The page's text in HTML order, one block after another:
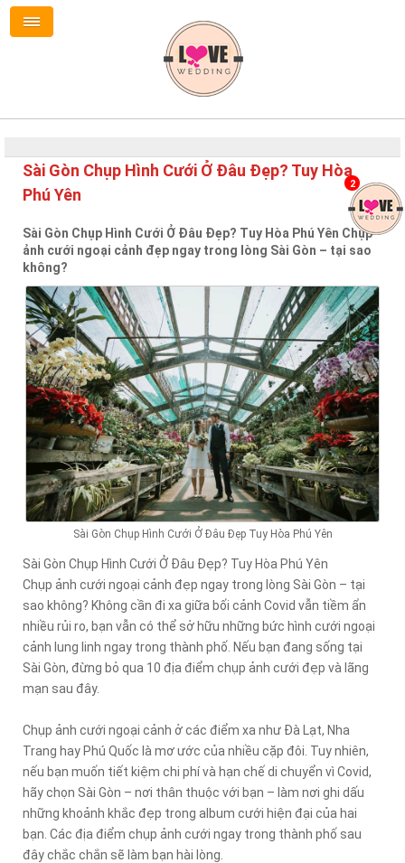
Sài Gòn Chụp Hình Cưới Ở Đâu Đẹp? Tuy Hòa
Phú Yên
Sài Gòn Chụp Hình Cưới Ở Đâu Đẹp? Tuy Hòa Phú Yên Chụp
ảnh cưới ngoại cảnh đẹp ngay trong lòng Sài Gòn – tại sao
không?
Sài Gòn Chụp Hình Cưới Ở Đâu Đẹp Tuy Hòa Phú Yên
Sài Gòn Chụp Hình Cưới Ở Đâu Đẹp? Tuy Hòa Phú Yên
Chụp ảnh cưới ngoại cảnh đẹp ngay trong lòng Sài Gòn – tại
sao không? Không cần đi xa giữa bối cảnh Covid vẫn tiềm ẩn
nhiều rủi ro, bạn vẫn có thể sở hữu những bức hình cưới ngoại
cảnh lung linh ngay trong thành phố. Nếu bạn đang sống tại
Sài Gòn, đừng bỏ qua 10 địa điểm chụp ảnh cưới đẹp và lãng
mạn sau đây.
Chụp ảnh cưới ngoại cảnh ở các điểm xa như Đà Lạt, Nha
Trang hay Phú Quốc là mơ ước của nhiều cặp đôi. Tuy nhiên,
nếu bạn muốn tiết kiệm chi phí và hạn chế di chuyển vì Covid,
hãy chọn Sài Gòn – nơi thân thuộc với bạn – làm nơi ghi dấu
những khoảnh khắc đẹp trong album cưới hiện đại của hai
bạn. Các địa điểm chụp ảnh cưới ngay trong thành phố sau
đây chắc chắn sẽ làm bạn hài lòng.
2